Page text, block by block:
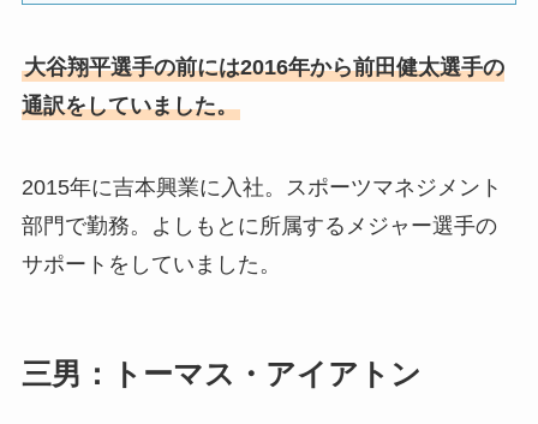
大谷翔平選手の前には2016年から前田健太選手の
通訳をしていました。
2015年に吉本興業に入社。スポーツマネジメント
部門で勤務。よしもとに所属するメジャー選手の
サポートをしていました。
三男：トーマス・アイアトン